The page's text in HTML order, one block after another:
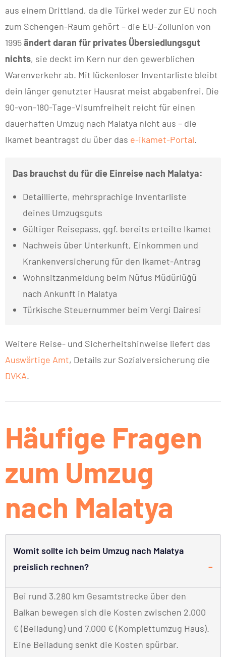
aus einem Drittland, da die Türkei weder zur EU noch
zum Schengen-Raum gehört – die EU-Zollunion von
1995ändert daran für privates Übersiedlungsgut
nichts, sie deckt im Kern nur den gewerblichen
Warenverkehr ab. Mit lückenloser Inventarliste bleibt
dein länger genutzter Hausrat meist abgabenfrei. Die
90-von-180-Tage-Visumfreiheit reicht für einen
dauerhaften Umzug nach Malatya nicht aus – die
Ikamet beantragst du über das e-ikamet-Portal.
Das brauchst du für die Einreise nach Malatya:
Detaillierte, mehrsprachige Inventarliste
deines Umzugsguts
Gültiger Reisepass, ggf. bereits erteilte Ikamet
Nachweis über Unterkunft, Einkommen und
Krankenversicherung für den Ikamet-Antrag
Wohnsitzanmeldung beim Nüfus Müdürlüğü
nach Ankunft in Malatya
Türkische Steuernummer beim Vergi Dairesi
Weitere Reise- und Sicherheitshinweise liefert das
Auswärtige Amt, Details zur Sozialversicherung die
DVKA.
Häufige Fragen
zum Umzug
nach Malatya
Womit sollte ich beim Umzug nach Malatya
preislich rechnen?
Bei rund 3.280 km Gesamtstrecke über den
Balkan bewegen sich die Kosten zwischen 2.000
€ (Beiladung) und 7.000 € (Komplettumzug Haus).
Eine Beiladung senkt die Kosten spürbar.